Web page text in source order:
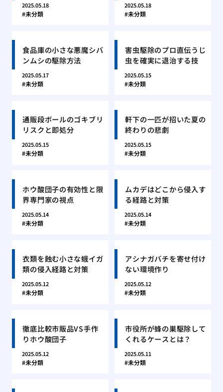
2025.05.18
未分類
2025.05.18
未分類
食品庫の小さな悪魔シバ
ンムシの駆除方法
2025.05.17
未分類
害虫駆除のプロ直伝うじ
虫を確実に退治する技
2025.05.15
未分類
通販段ボールのゴキブリ
リスクと即処分
2025.05.15
未分類
軒下の一匹が招いた夏の
終わりの悲劇
2025.05.15
未分類
ホウ酸団子の有効性と限
界専門家の視点
2025.05.14
未分類
ムカデはどこから侵入す
る経路と対策
2025.05.14
未分類
衣類を蝕む小さな蛾イガ
類の侵入経路と対策
2025.05.12
未分類
アシナガバチを寄せ付け
ない環境作り
2025.05.12
未分類
徹底比較市販品VS手作
りホウ酸団子
2025.05.12
未分類
市役所が蜂の巣駆除して
くれるケースとは？
2025.05.11
未分類